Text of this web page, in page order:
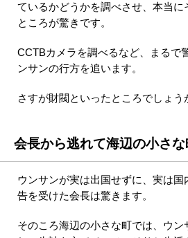
ているかどうかを調べさせ、本当に
ところが驚きです。
CCTBカメラを調べるなど、まるで
ンサンの行方を追います。
さすが財閥といったところでしょう
会長から逃れて海辺の小さ
ウンサンが実は出国せずに、実は国
告を受けた会長は驚きます。
そのころ海辺の小さな町では、ウン